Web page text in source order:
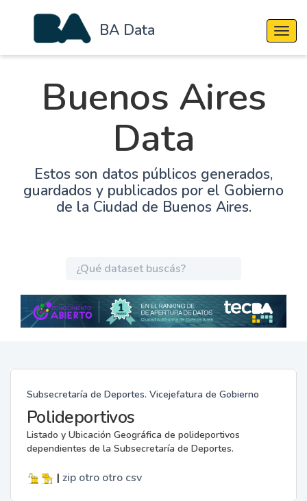
BA Data
Buenos Aires
Data
Estos son datos públicos generados,
guardados y publicados por el Gobierno
de la Ciudad de Buenos Aires.
Subsecretaría de Deportes. Vicejefatura de Gobierno
Polideportivos
Listado y Ubicación Geográfica de polideportivos
dependientes de la Subsecretaría de Deportes.
| zip otro otro csv